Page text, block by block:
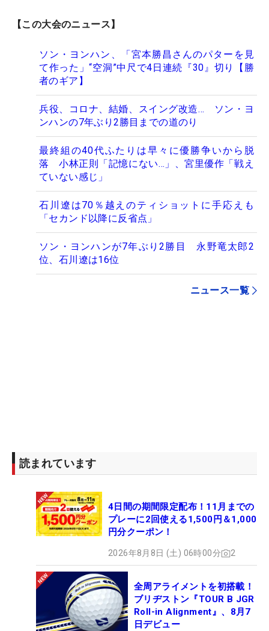
【この大会のニュース】
ソン・ヨンハン、「宮本勝昌さんのパターを見
て作った」“空洞”中尺で4日連続『30』切り【勝
者のギア】
兵役、コロナ、結婚、スイング改造… ソン・ヨ
ンハンの7年ぶり2勝目までの道のり
最終組の40代ふたりは早々に優勝争いから脱
落 小林正則「記憶にない…」、宮里優作「戦え
ていない感じ」
石川遼は70％越えのティショットに手応えも
「セカンド以降に反省点」
ソン・ヨンハンが7年ぶり2勝目 永野竜太郎2
位、石川遼は16位
ニュース一覧
読まれています
4日間の期間限定配布！11月までの
プレーに2回使える1,500円＆1,000
円分クーポン！
2026年8月8日 (土) 06時00分 2
全周アライメントを初搭載！
ブリヂストン『TOUR B JGR
Roll-in Alignment』、8月7
日デビュー